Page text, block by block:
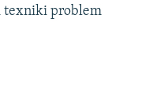
texniki problem